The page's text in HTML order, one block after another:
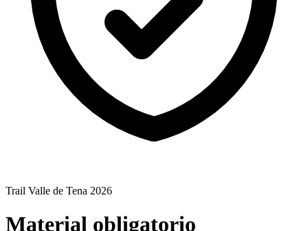
Trail Valle de Tena 2026
Material obligatorio